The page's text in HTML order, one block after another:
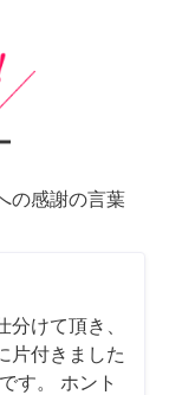
の感謝の言葉
けて頂き、
片付きました
す。 ホント